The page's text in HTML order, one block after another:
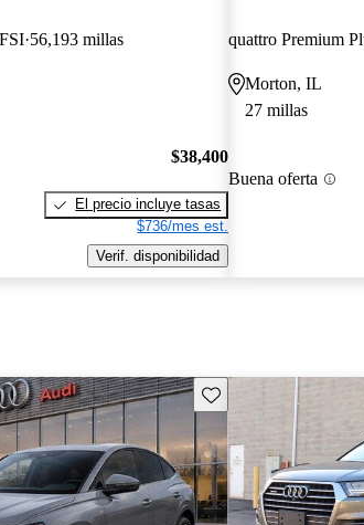
56,193 millas
$38,400
El precio incluye tasas
$736/mes est.
Verif. disponibilidad
Morton, IL
27 millas
Buena oferta
Guarda este Aviso